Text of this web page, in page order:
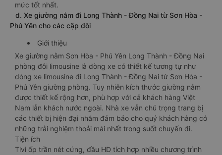
mức tốt nhất.
d. Xe giường nằm đi Long Thành - Đồng Nai từ Sơn Hòa -
Phú Yên cho các cặp đôi
Giới thiệu
Xe giường nằm Sơn Hòa - Phú Yên Long Thành - Đồng Nai
phòng đôi limousine là dòng xe có thiết kế tương tự như
dòng xe limousine đi Long Thành - Đồng Nai từ Sơn Hòa -
Phú Yên giường phòng. Tuy nhiên kích thước giường nằm
được thiết kế rộng hơn, phù hợp với cả khách hàng Việt
Nam lẫn khách nước ngoài. Nhà xe vẫn chú trọng trang bị
các thiết bị hiện đại nhằm đảm bảo cho quý khách hàng có
những trải nghiệm thoải mái nhất trong suốt chuyến đi.
Tiện ích
Tivi ốp trần nét cứng, đầu HD tích hợp nhiều chương trình